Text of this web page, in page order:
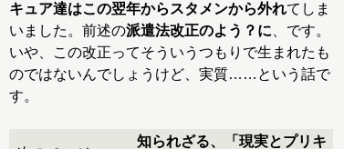
キュア達はこの翌年からスタメンから外れてしま
いました。前述の派遣法改正のよう？に 、です。
いや、この改正ってそういうつもりで生まれたも
のではないんでしょうけど、実質……という話で
す。
知られざる、「現実とプリキ